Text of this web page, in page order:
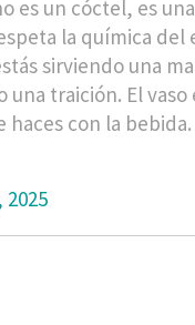
es un cóctel, es
la química del
sirviendo una
una traición. El
haces con la